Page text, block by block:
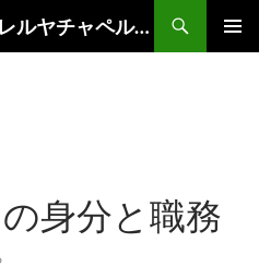
日本ルーテル同胞教団ハレルヤチャペル滝沢
身分と職務